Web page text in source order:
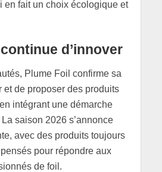
en fait un choix écologique et
d’innover
Plume Foil confirme sa
et de proposer des produits
intégrant une démarche
saison 2026 s’annonce
avec des produits toujours
pour répondre aux
de foil.